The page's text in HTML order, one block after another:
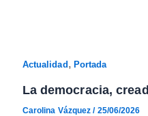
Actualidad , Portada
La democracia,
Carolina Vázquez/ 25/06/2026